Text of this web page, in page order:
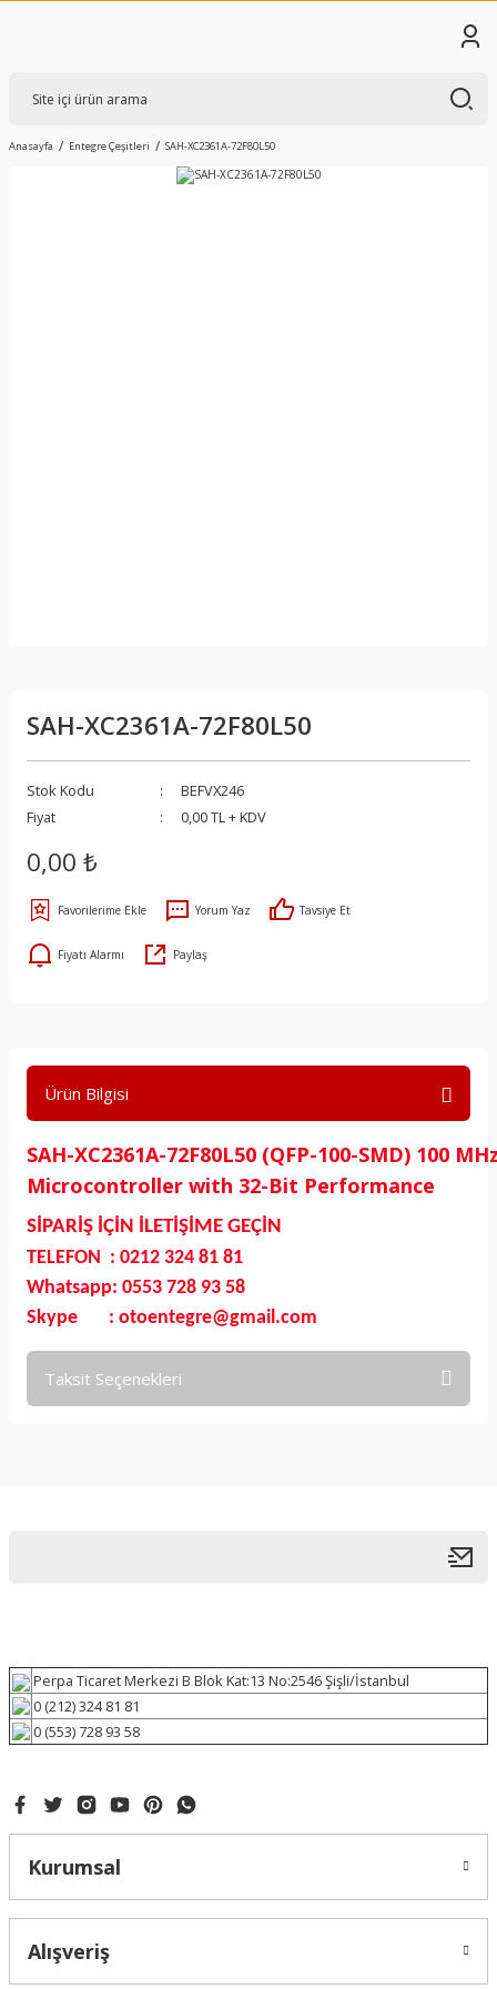
Anasayfa Entegre Çeşitleri SAH-XC2361A-72F80L50
SAH-XC2361A-72F80L50
Stok Kodu
BEFVX246
Fiyat
0,00 TL + KDV
0,00 ₺
Yorum Yaz Tavsiye Et
Fiyatı Alarmı Paylaş
Ürün Bilgisi
SAH-XC2361A-72F80L50 (QFP-100-SMD) 100
Microcontroller with 32-Bit Performance
SİPARİŞ İÇİN İLETİŞİME GEÇİN
TELEFON : 0212 324 81 81
Whatsapp: 0553 728 93 58
Skype : otoentegre@gmail.com
Taksit Seçenekleri
Perpa Ticaret Merkezi B Blok Kat:13 No:2546 Şişli/İstanbul
0 (212) 324 81 81
0 (553) 728 93 58
Kurumsal
Alışveriş